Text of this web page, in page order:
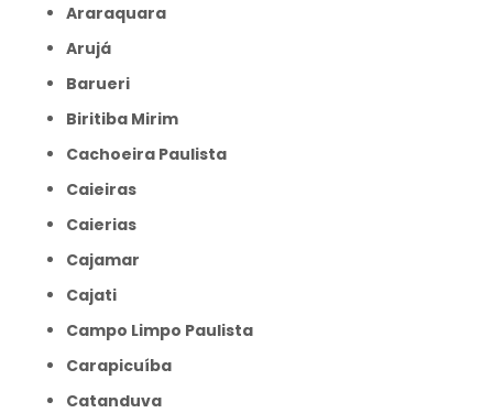
Araraquara
Arujá
Barueri
Biritiba Mirim
Cachoeira Paulista
Caieiras
Caierias
Cajamar
Cajati
Campo Limpo Paulista
Carapicuíba
Catanduva